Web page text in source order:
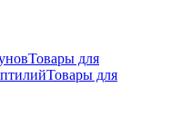
Товары для
Товары для